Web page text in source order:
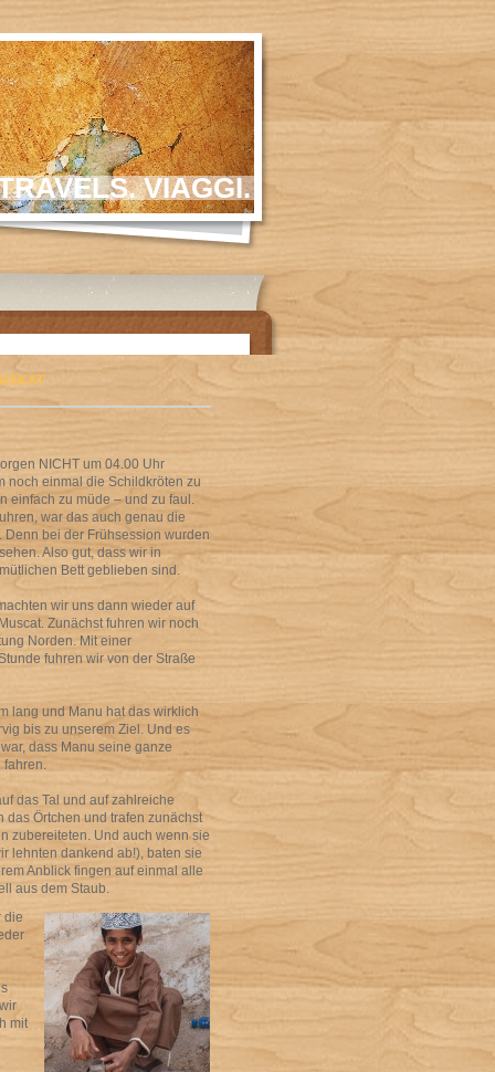
VIAGGI.
NICHT um 04.00 Uhr
noch einmal die Schildkröten zu
einfach zu müde – und zu faul.
war das auch genau die
Denn bei der Frühsession wurden
Also gut, dass wir in
Bett geblieben sind.
wir uns dann wieder auf
Zunächst fuhren wir noch
Norden. Mit einer
fuhren wir von der Straße
lang und Manu hat das wirklich
bis zu unserem Ziel. Und es
dass Manu seine ganze
fahren.
das Tal und auf zahlreiche
Örtchen und trafen zunächst
zubereiteten. Und auch wenn sie
lehnten dankend ab!), baten sie
Anblick fingen auf einmal alle
aus dem Staub.
die
mit